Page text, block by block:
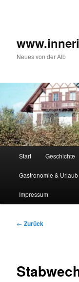
Neues von der Alb
Start Geschichte
Gastronomie & Urlaub
Impressum
Beitragsnavigation
← Zurück